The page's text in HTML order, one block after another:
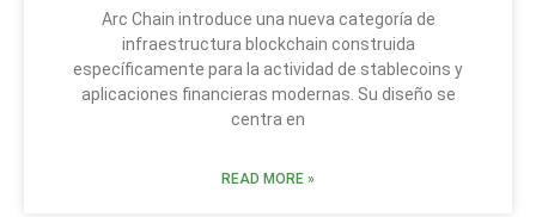
Arc Chain introduce una nueva categoría de
infraestructura blockchain construida
específicamente para la actividad de stablecoins y
aplicaciones financieras modernas. Su diseño se
centra en
READ MORE »